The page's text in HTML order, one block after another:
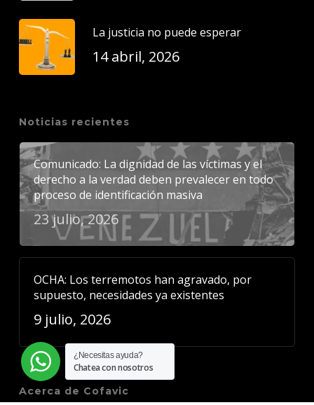
La justicia no puede esperar
14 abril, 2026
Noticias recientes
Comunicado: La dignidad de las víctimas y el
derecho a la verdad deben prevalecer en todo
proceso de identificación masiva
23 julio, 2026
OCHA: Los terremotos han agravado, por
supuesto, necesidades ya existentes
9 julio, 2026
Acerca de Cofavic
¿Necesitas ayuda?
Chatea con nosotros